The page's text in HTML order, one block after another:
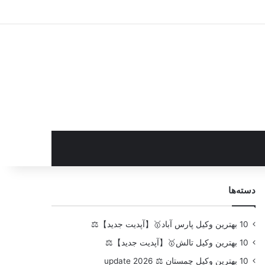
دسته‌ها
10 بهترین وکیل پارس آباد🥇【آپدیت جدید】⚖️
10 بهترین وکیل تالش🥇【آپدیت جدید】⚖️
10 بهترین وکیل چمستان ⚖️ update 2026